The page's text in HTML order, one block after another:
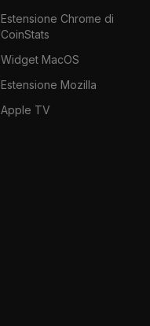
Estensione Chrome di
CoinStats
Widget MacOS
Estensione Mozilla
Apple TV